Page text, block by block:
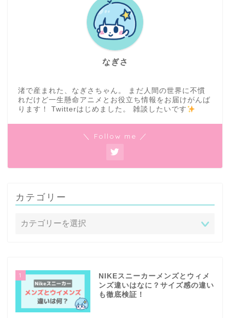
なぎさ
渚で産まれた、なぎさちゃん。 まだ人間の世界に不慣
れだけど一生懸命アニメとお役立ち情報をお届けがんば
ります！ Twitterはじめました。 雑談したいです
＼ Follow me ／
カテゴリー
1
NIKEスニーカーメンズとウィメ
ンズ違いはなに？サイズ感の違い
も徹底検証！